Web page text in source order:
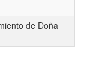
de Doña